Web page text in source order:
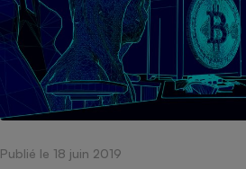
Publié le 18 juin 2019
Choisir son fioul
Choisir son pellet
Comparateur assurance
Energie Moins Chère Ensemble